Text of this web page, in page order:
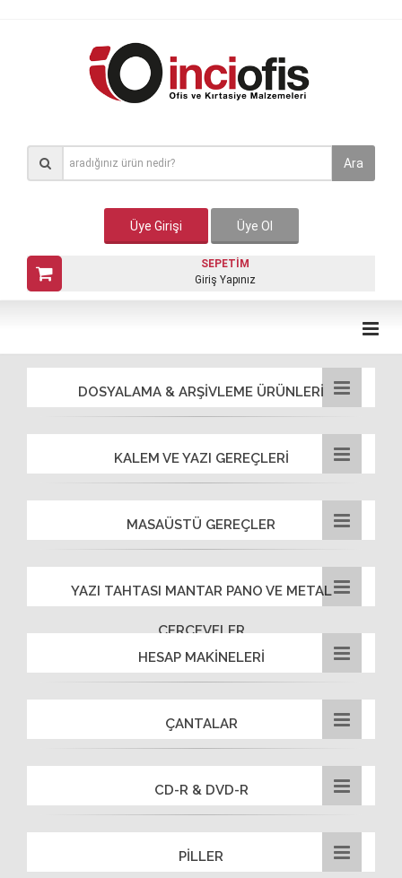
Ara
Üye Girişi Üye Ol
SEPETİM
Giriş Yapınız
DOSYALAMA & ARŞİVLEME ÜRÜNLERİ
KALEM VE YAZI GEREÇLERİ
MASAÜSTÜ GEREÇLER
YAZI TAHTASI MANTAR PANO VE METAL
ÇERÇEVELER
HESAP MAKİNELERİ
ÇANTALAR
CD-R & DVD-R
PİLLER